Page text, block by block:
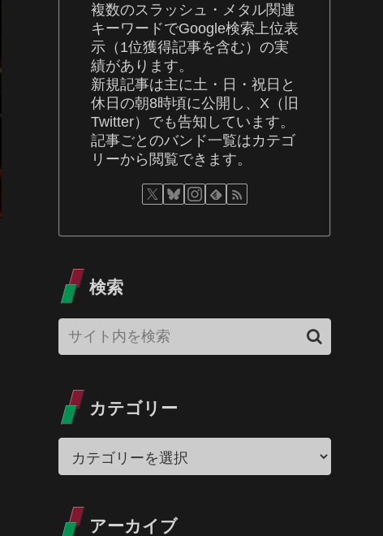
複数のスラッシュ・メタル関連
キーワードでGoogle検索上位表
示（1位獲得記事を含む）の実
績があります。
新規記事は主に土・日・祝日と
休日の朝8時頃に公開し、X（旧
Twitter）でも告知しています。
記事ごとのバンド一覧はカテゴ
リーから閲覧できます。
検索
カテゴリー
アーカイブ